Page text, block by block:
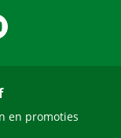
en promoties